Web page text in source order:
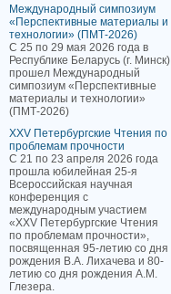
Международный симпозиум
«Перспективные материалы и
технологии» (ПМТ-2026)
С 25 по 29 мая 2026 года в
Республике Беларусь (г. Минск)
прошел Международный
симпозиум «Перспективные
материалы и технологии»
(ПМТ-2026)
XXV Петербургские Чтения по
проблемам прочности
С 21 по 23 апреля 2026 года
прошла юбилейная 25-я
Всероссийская научная
конференция с
международным участием
«XXV Петербургские Чтения
по проблемам прочности»,
посвященная 95-летию со дня
рождения В.А. Лихачева и 80-
летию со дня рождения А.М.
Глезера.